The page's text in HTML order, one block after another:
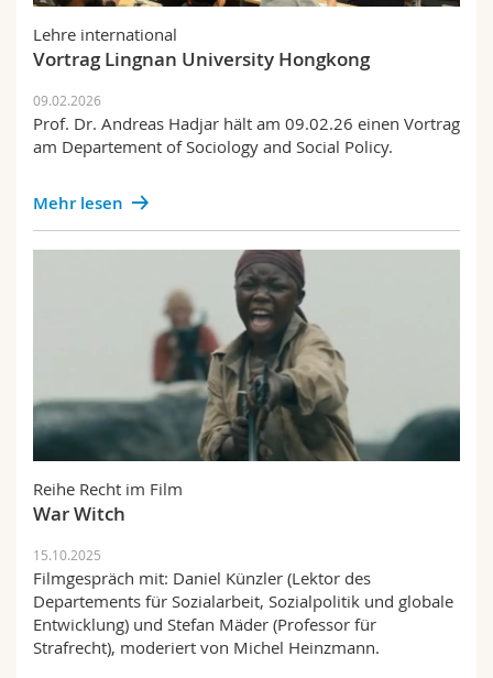
Interfakultär
Doktorierende
Vorlesungsverzeichnis
MyUnifr
Lehre international
Vortrag Lingnan University Hongkong
09.02.2026
Prof. Dr. Andreas Hadjar hält am 09.02.26 einen Vortrag
am Departement of Sociology and Social Policy.
Mehr lesen
Reihe Recht im Film
War Witch
15.10.2025
Filmgespräch mit: Daniel Künzler (Lektor des
Departements für Sozialarbeit, Sozialpolitik und globale
Entwicklung) und Stefan Mäder (Professor für
Strafrecht), moderiert von Michel Heinzmann.